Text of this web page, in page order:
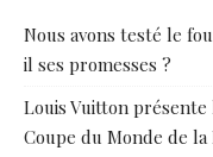
Nous avons testé le
il ses promesses ?
Louis Vuitton
Coupe du Monde de la